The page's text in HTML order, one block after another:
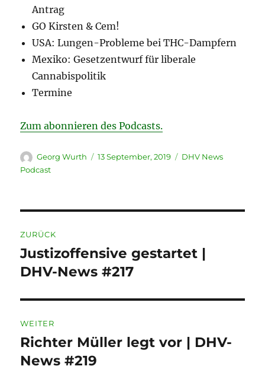
Antrag
GO Kirsten & Cem!
USA: Lungen-Probleme bei THC-Dampfern
Mexiko: Gesetzentwurf für liberale
Cannabispolitik
Termine
Zum abonnieren des Podcasts.
Autor
Georg Wurth
Veröffentlicht
13 September, 2019 Kategorien
DHV News
Podcast
ZURÜCK
Vorheriger
Beitrag:
Justizoffensive gestartet |
DHV-News #217
WEITER
Nächster
Beitrag:
Richter Müller legt vor | DHV-
News #219